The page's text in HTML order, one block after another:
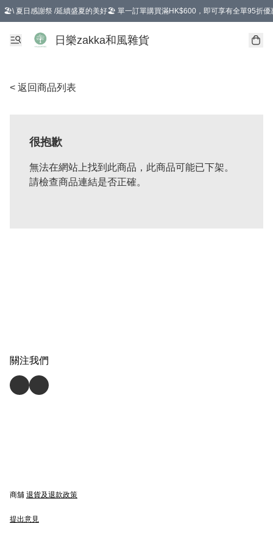
🏖️\ 夏日感謝祭 /延續盛夏的美好🏖️ 單一訂單購買滿HK$600，即可享有全單95折優
選擇GoGoX住宅/工商地址配送，單一訂單消費購物滿HK$680(折扣後），可享有
日樂zakka和風雜貨
< 返回商品列表
很抱歉
無法在網站上找到此商品，此商品可能已下架。
請檢查商品連結是否正確。
關注我們
商舖 退貨及退款政策
提出意見